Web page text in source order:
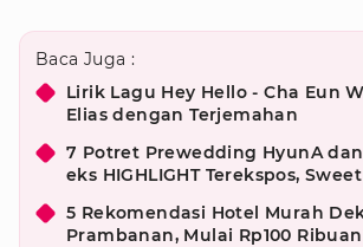
Baca Juga :
Lirik Lagu Hey Hello - Cha Eun
Elias dengan Terjemahan
7 Potret Prewedding HyunA
eks HIGHLIGHT Terekspos,
5 Rekomendasi Hotel Murah
Prambanan, Mulai Rp100